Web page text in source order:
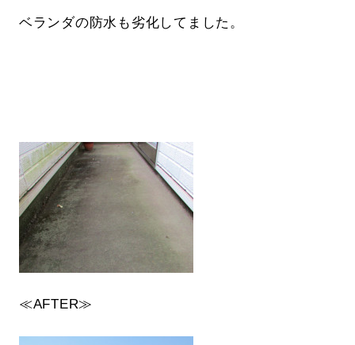
ベランダの防水も劣化してました。
≪AFTER≫